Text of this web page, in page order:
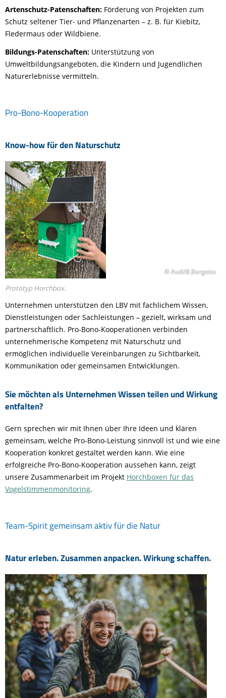
Artenschutz-Patenschaften: Förderung von Projekten zum
Schutz seltener Tier- und Pflanzenarten – z. B. für Kiebitz,
Fledermaus oder Wildbiene.
Bildungs-Patenschaften: Unterstützung von
Umweltbildungsangeboten, die Kindern und Jugendlichen
Naturerlebnisse vermitteln.
Pro-Bono-Kooperation
Know-how für den Naturschutz
© Audi/B.Borgetto
Prototyp Horchbox.
Unternehmen unterstützen den LBV mit fachlichem Wissen,
Dienstleistungen oder Sachleistungen – gezielt, wirksam und
partnerschaftlich. Pro-Bono-Kooperationen verbinden
unternehmerische Kompetenz mit Naturschutz und
ermöglichen individuelle Vereinbarungen zu Sichtbarkeit,
Kommunikation oder gemeinsamen Entwicklungen.
Sie möchten als Unternehmen Wissen teilen und Wirkung
entfalten?
Gern sprechen wir mit Ihnen über Ihre Ideen und klären
gemeinsam, welche Pro-Bono-Leistung sinnvoll ist und wie eine
Kooperation konkret gestaltet werden kann. Wie eine
erfolgreiche Pro-Bono-Kooperation aussehen kann, zeigt
unsere Zusammenarbeit im Projekt Horchboxen für das
Vogelstimmenmonitoring.
Team-Spirit gemeinsam aktiv für die Natur
Natur erleben. Zusammen anpacken. Wirkung schaffen.